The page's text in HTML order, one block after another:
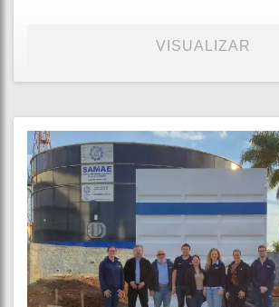
VISUALIZAR